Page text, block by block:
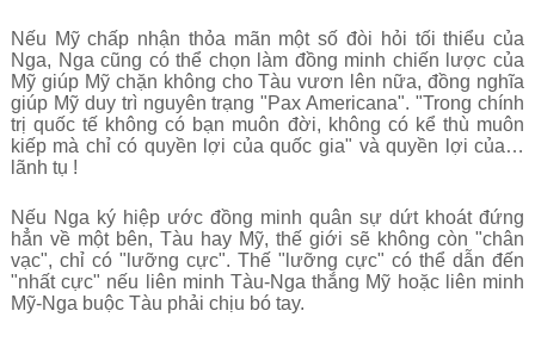
Nếu Mỹ chấp nhận thỏa mãn một số đòi hỏi tối thiểu của
Nga, Nga cũng có thể chọn làm đồng minh chiến lược của
Mỹ giúp Mỹ chặn không cho Tàu vươn lên nữa, đồng nghĩa
giúp Mỹ duy trì nguyên trạng "Pax Americana". "Trong chính
trị quốc tế không có bạn muôn đời, không có kể thù muôn
kiếp mà chỉ có quyền lợi của quốc gia" và quyền lợi của…
lãnh tụ !
Nếu Nga ký hiệp ước đồng minh quân sự dứt khoát đứng
hẳn về một bên, Tàu hay Mỹ, thế giới sẽ không còn "chân
vạc", chỉ có "lưỡng cực". Thế "lưỡng cực" có thể dẫn đến
"nhất cực" nếu liên minh Tàu-Nga thắng Mỹ hoặc liên minh
Mỹ-Nga buộc Tàu phải chịu bó tay.